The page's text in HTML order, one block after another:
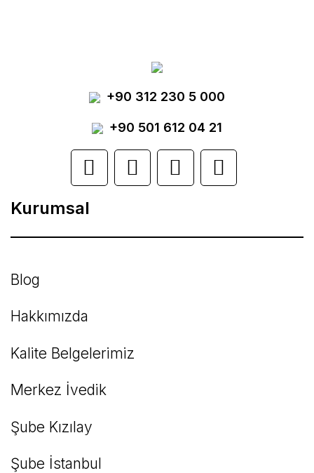
Yorum Yaz
Ürün resmi kalitesiz, bozuk veya
görüntülenemiyor.
Ürün açıklamasında eksik bilgiler bulunuyor.
Ürün bilgilerinde hatalar bulunuyor.
Ürün fiyatı diğer sitelerden daha pahalı.
Bu ürüne benzer farklı alternatifler olmalı.
+90 312 230 5 000
+90 501 612 04 21
Kurumsal
Blog
Hakkımızda
Kalite Belgelerimiz
Merkez İvedik
Şube Kızılay
Şube İstanbul